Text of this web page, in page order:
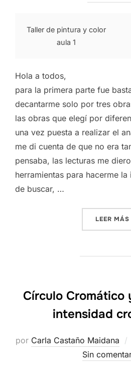
Taller de pintura y color
aula 1
Hola a todos,
para la primera parte fue
decantarme solo por tres
las obras que elegí por
una vez puesta a realizar el
me di cuenta de que no era
pensaba, las lecturas me
herramientas para hacerme
de buscar, …
LEER MÁS
Círculo Cromático
intensidad
por Carla Castaño Maidana
Sin